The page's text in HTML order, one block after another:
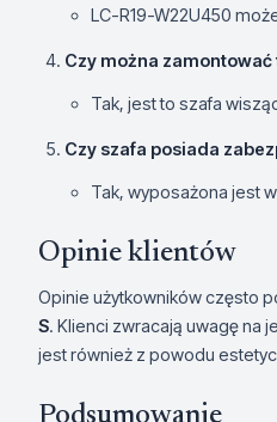
LC-R19-W22U450
Czy można zamontować
Tak, jest to szafa
Czy szafa posiada
Tak, wyposażona jest
Opinie klientów
Opinie użytkowników często
S. Klienci zwracają uwagę na
jest również z powodu
Podsumowanie